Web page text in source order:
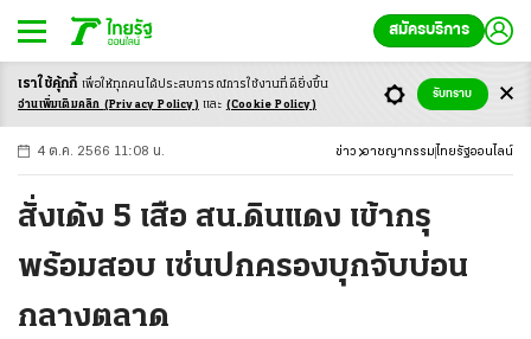
สมัครบริการ
-ก ก ก+
4 ต.ค. 2566 11:08 น. ข่าว อาชญากรรม ไทยรัฐออนไลน์
สั่งเด้ง 5 เสือ สน.ดินแดง เข้ากรุ
พร้อมสอบ เซ่นปกครองบุกจับบ่อน
กลางตลาด
เราใช้คุ้กกี้ เพื่อให้ทุกคนได้ประสบการณ์การใช้งานที่ดียิ่งขึ้น
อ่านเพิ่มเติมคลิก (Privacy Policy) และ (Cookie Policy)
รับทราบ